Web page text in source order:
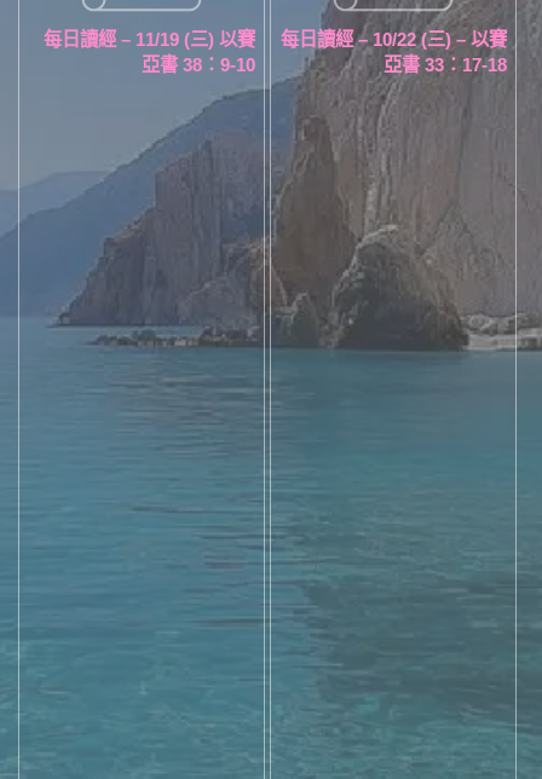
每日讀經 – 11/19 (三) 以賽
亞書 38：9-10
每日讀經 – 10/22 (三) – 以賽
亞書 33：17-18